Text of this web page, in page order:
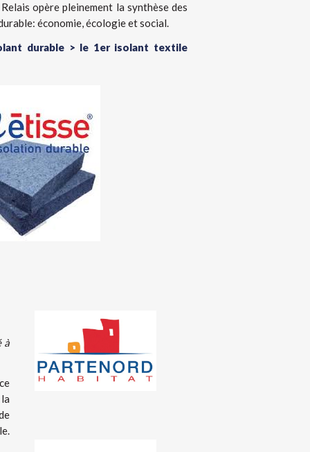
opère pleinement la synthèse des
économie, écologie et social.
durable > le 1er isolant textile
à